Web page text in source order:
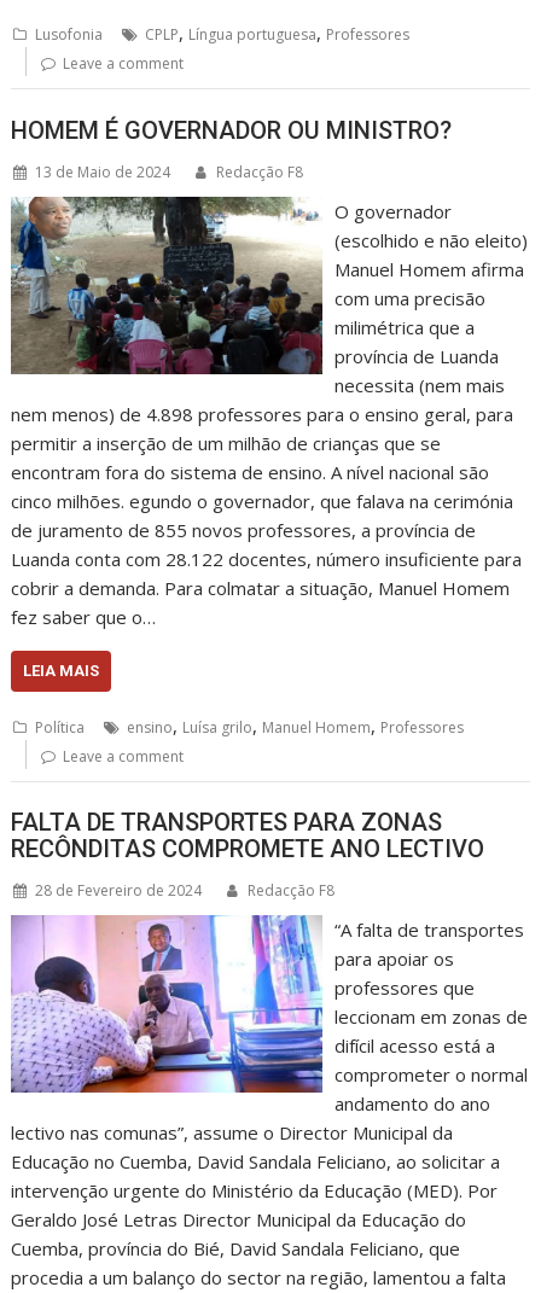
Lusofonia CPLP, Língua portuguesa, Professores
Leave a comment
HOMEM É GOVERNADOR OU MINISTRO?
13 de Maio de 2024 Redacção F8
O governador
(escolhido e não eleito)
Manuel Homem afirma
com uma precisão
milimétrica que a
província de Luanda
necessita (nem mais
nem menos) de 4.898 professores para o ensino geral, para
permitir a inserção de um milhão de crianças que se
encontram fora do sistema de ensino. A nível nacional são
cinco milhões. egundo o governador, que falava na cerimónia
de juramento de 855 novos professores, a província de
Luanda conta com 28.122 docentes, número insuficiente para
cobrir a demanda. Para colmatar a situação, Manuel Homem
fez saber que o…
LEIA MAIS
Política ensino, Luísa grilo, Manuel Homem, Professores
Leave a comment
FALTA DE TRANSPORTES PARA ZONAS
RECÔNDITAS COMPROMETE ANO LECTIVO
28 de Fevereiro de 2024 Redacção F8
“A falta de transportes
para apoiar os
professores que
leccionam em zonas de
difícil acesso está a
comprometer o normal
andamento do ano
lectivo nas comunas”, assume o Director Municipal da
Educação no Cuemba, David Sandala Feliciano, ao solicitar a
intervenção urgente do Ministério da Educação (MED). Por
Geraldo José Letras Director Municipal da Educação do
Cuemba, província do Bié, David Sandala Feliciano, que
procedia a um balanço do sector na região, lamentou a falta